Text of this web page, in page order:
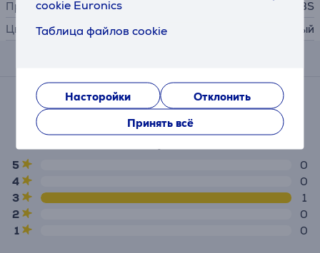
cookie Euronics
Таблица файлов cookie
Насторойки
Отклонить
Принять всё
Производитель
SBS
Цвет
черный
Средняя оценка
(1)
3,0
5
0
4
0
3
1
2
0
1
0